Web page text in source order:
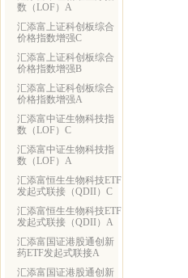
数（LOF）A
汇添富上证科创板综合
价格指数增强C
汇添富上证科创板综合
价格指数增强B
汇添富上证科创板综合
价格指数增强A
汇添富中证生物科技指
数（LOF）C
汇添富中证生物科技指
数（LOF）A
汇添富恒生生物科技ETF
发起式联接（QDII）C
汇添富恒生生物科技ETF
发起式联接（QDII）A
汇添富国证港股通创新
药ETF发起式联接A
汇添富国证港股通创新